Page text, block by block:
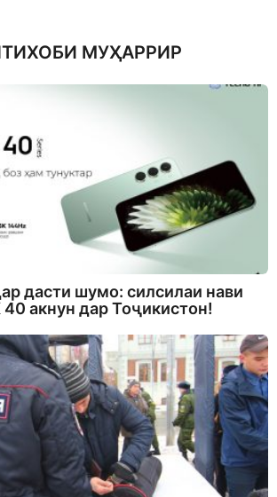
МУҲАРРИР
дасти шумо: силсилаи нави
40 акнун дар Тоҷикистон!